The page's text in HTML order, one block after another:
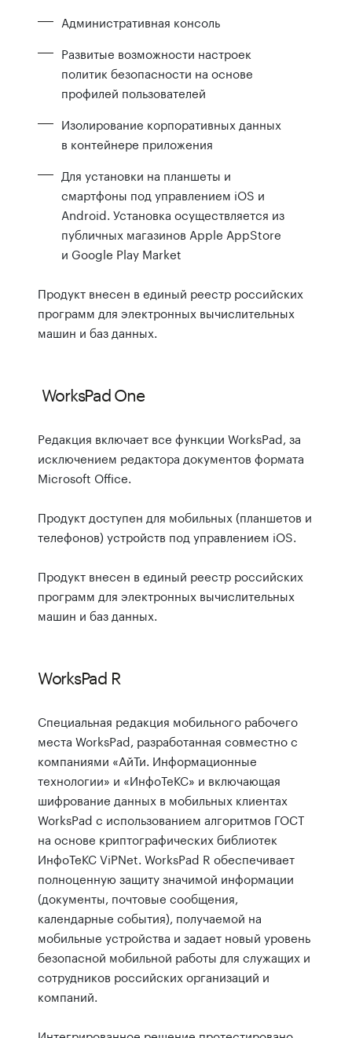
Административная консоль
Развитые возможности настроек
политик безопасности на основе
профилей пользователей
Изолирование корпоративных данных
в контейнере приложения
Для установки на планшеты и
смартфоны под управлением iOS и
Android. Установка осуществляется из
публичных магазинов Apple AppStore
и Google Play Market
Продукт внесен в единый реестр российских
программ для электронных вычислительных
машин и баз данных.
WorksPad One
Редакция включает все функции WorksPad, за
исключением редактора документов формата
Microsoft Office.
Продукт доступен для мобильных (планшетов и
телефонов) устройств под управлением iOS.
Продукт внесен в единый реестр российских
программ для электронных вычислительных
машин и баз данных.
WorksPad R
Специальная редакция мобильного рабочего
места WorksPad, разработанная совместно с
компаниями «АйТи. Информационные
технологии» и «ИнфоТеКС» и включающая
шифрование данных в мобильных клиентах
WorksPad с использованием алгоритмов ГОСТ
на основе криптографических библиотек
ИнфоТеКС ViPNet. WorksPad R обеспечивает
полноценную защиту значимой информации
(документы, почтовые сообщения,
календарные события), получаемой на
мобильные устройства и задает новый уровень
безопасной мобильной работы для служащих и
сотрудников российских организаций и
компаний.